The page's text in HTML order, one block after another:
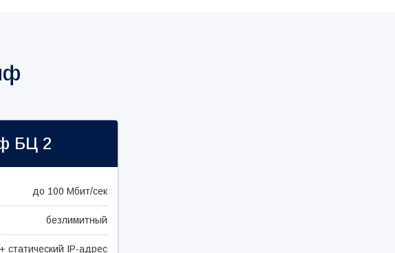
БЦ 2
до 100 Мбит/сек
безлимитный
+ статический IP-адрес